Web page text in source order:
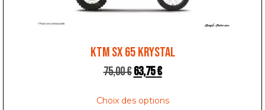
KTM SX 65 KRYSTAL
75,00€63,75€
Choix des options